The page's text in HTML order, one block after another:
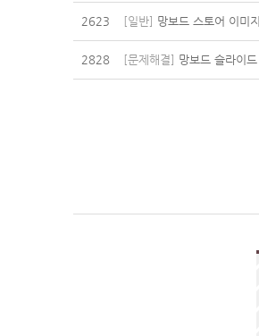
2623 [일반] 망보드 스토어 이미
2828 [문제해결] 망보드 슬라이